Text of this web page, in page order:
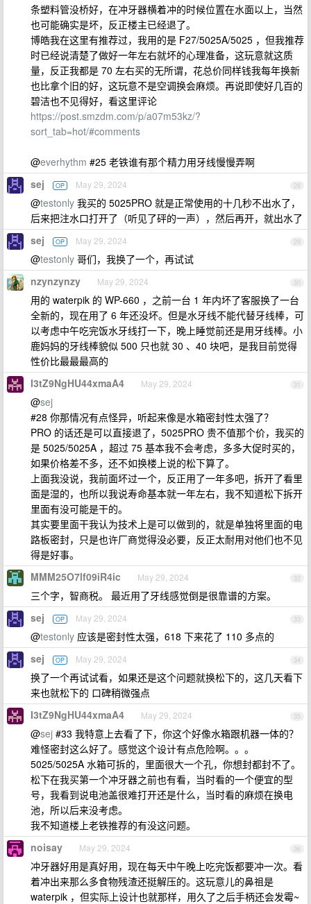
条塑料管没桥好，在冲牙器横着冲的时候位置在水面以上，当然
也可能确实是坏，反正楼主已经退了。
博皓我在这里有推荐过，我用的是 F27/5025A/5025 ，但我推荐
时已经说清楚了做好一年左右就坏的心理准备，这玩意就这质
量，反正我都是 70 左右买的无所谓，花总价同样钱我每年换新
也比拿个旧的好，这玩意不是空调换会麻烦。再说即使好几百的
碧洁也不见得好，看这里评论
https://post.smzdm.com/p/a07m53kz/?
sort_tab=hot/#comments
@everhythm #25 老铁谁有那个精力用牙线慢慢弄啊
28
sej OP May 29, 2024
@testonly 我买的 5025PRO 就是正常使用的十几秒不出水了，
后来把注水口打开了（听见了砰的一声），然后再开，就出水了
29
sej OP May 29, 2024
@testonly 哥们，我换了一个，再试试
30
nzynzynzy May 29, 2024
用的 waterpik 的 WP-660 ，之前一台 1 年内坏了客服换了一台
全新的，现在用了 6 年还没坏。但是水牙线不能代替牙线棒，可
以考虑中午吃完饭水牙线打一下，晚上睡觉前还是用牙线棒。小
鹿妈妈的牙线棒貌似 500 只也就 30 、40 块吧，是我目前觉得
性价比最最最高的
31
I3tZ9NgHU44xmaA4 May 29, 2024
@sej
#28 你那情况有点怪异，听起来像是水箱密封性太强了？
PRO 的话还是可以直接退了，5025PRO 贵不值那个价，我买的
是 5025/5025A ，超过 75 基本我不会考虑，多多大促时买的，
如果价格差不多，还不如换楼上说的松下算了。
上面我没说，我前面坏过一个，反正用了一年多吧，拆开了看里
面是湿的，也所以我说寿命基本就一年左右，我不知道松下拆开
里面有没可能是干的。
其实要里面干我认为技术上是可以做到的，就是单独将里面的电
路板密封，只是也许厂商觉得没必要，反正太耐用对他们也不见
得是好事。
32
MMM25O7lf09iR4ic May 29, 2024
三个字，智商税。 最近用了牙线感觉倒是很靠谱的方案。
33
sej OP May 29, 2024
@testonly 应该是密封性太强，618 下来花了 110 多点的
34
sej OP May 29, 2024
换了一个再试试看，如果还是这个问题就换松下的，这几天看下
来也就松下的 口碑稍微强点
35
I3tZ9NgHU44xmaA4 May 29, 2024
@sej #33 我特意上去看了下，你这个好像水箱跟机器一体的？
难怪密封这么好了。感觉这个设计有点危险啊。。。
5025/5025A 水箱可拆的，里面很大一个孔，你想封都封不了。
松下在我买第一个冲牙器之前也有看，当时看的一个便宜的型
号，我看到说电池盖很难打开还是什么，当时看的麻烦在换电
池，所以后来没考虑。
我不知道楼上老铁推荐的有没这问题。
36
noisay May 29, 2024
冲牙器好用是真好用，现在每天中午晚上吃完饭都要冲一次。看
着冲出来那么多食物残渣还挺解压的。这玩意儿的鼻祖是
waterpik ，但实际上设计也就那样，用久了之后手柄还会发霉~